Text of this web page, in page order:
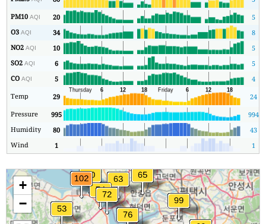
PM10AQI 20 5
O3AQI 34 8
NO2AQI 10 5
SO2AQI 6
5
COAQI 5
4
Temp
29 24
Pressure
995 994
Humidity
80 43
Wind
1 1
+
−